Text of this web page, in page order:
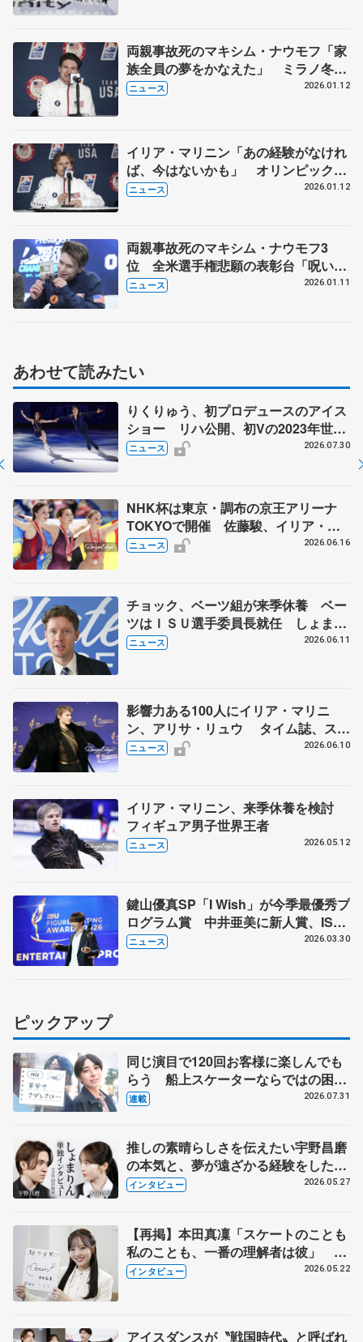
両親事故死のマキシム・ナウモフ「家
族全員の夢をかなえた」 ミラノ冬季
オリンピック男子代表に
ニュース 2026.01.12
イリア・マリニン「あの経験がなけれ
ば、今はないかも」 オリンピック初
代表に気持ち高ぶらせる
ニュース 2026.01.12
両親事故死のマキシム・ナウモフ3
位 全米選手権悲願の表彰台「呪い解
けた」
ニュース 2026.01.11
あわせて読みたい
りくりゅう、初プロデュースのアイス
ショー リハ公開、初Vの2023年世界
選手権のSP披露 ハゼボロ、チョク
ニュース 2026.07.30
NHK杯は東京・調布の京王アリーナ
TOKYOで開催 佐藤駿、イリア・マ
リニンらが出場
ニュース 2026.06.16
チョック、ベーツ組が来季休養 ベー
ツはＩＳＵ選手委員長就任 しょまり
んにも言及「ツイズル上手」
ニュース 2026.06.11
影響力ある100人にイリア・マリニ
ン、アリサ・リュウ タイム誌、スポ
ーツ界で米大リーグの大谷翔平らも
ニュース 2026.06.10
イリア・マリニン、来季休養を検討
フィギュア男子世界王者
ニュース 2026.05.12
鍵山優真SP「I Wish」が今季最優秀プ
ログラム賞 中井亜美に新人賞、ISU
スケーティング・アワード
ニュース 2026.03.30
ピックアップ
同じ演目で120回お客様に楽しんでも
らう 船上スケーターならではの困難
とは 影響あったPIW前キャプテン松
連載 2026.07.31
推しの素晴らしさを伝えたい宇野昌磨
の本気と、夢が遠ざかる経験をした本
田真凜の覚悟
インタビュー 2026.05.27
【再掲】本田真凜「スケートのことも
私のことも、一番の理解者は彼」 引
退時の単独インタビューで語った競技
インタビュー 2026.05.22
アイスダンスが〝戦国時代〟と呼ばれ